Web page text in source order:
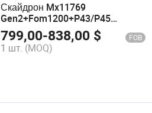
Скайдрон Mx11769
Gen2+Fom1200+P43/P45
Автоматические ворота Ручной
усилитель изображения Трубка
усилителя изображения
799,00-838,00 $ FOB
1 шт. (MOQ)